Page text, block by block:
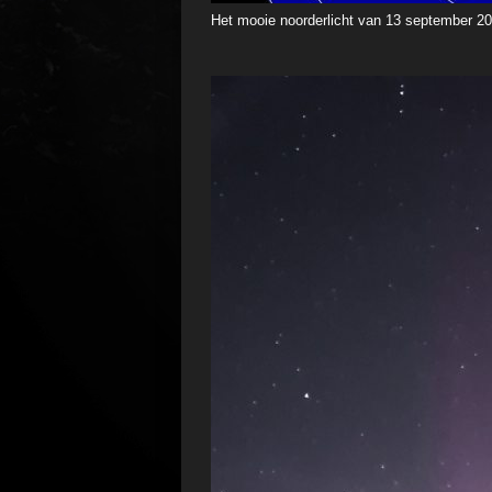
Het mooie noorderlicht van 13 september